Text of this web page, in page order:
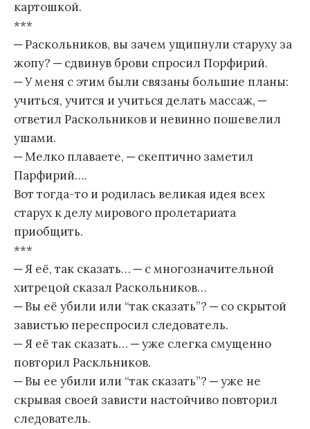
картошкой.
***
─ Раскольников, вы зачем ущипнули старуху за
жопу? ─ сдвинув брови спросил Порфирий.
─ У меня с этим были связаны большие планы:
учиться, учится и учиться делать массаж, ─
ответил Раскольников и невинно пошевелил
ушами.
─ Мелко плаваете, ─ скептично заметил
Парфирий….
Вот тогда-то и родилась великая идея всех
старух к делу мирового пролетариата
приобщить.
***
─ Я её, так сказать… ─ с многозначительной
хитрецой сказал Раскольников…
─ Вы её убили или “так сказать”? ─ со скрытой
завистью переспросил следователь.
─ Я её так сказать… ─ уже слегка смущенно
повторил Раскльников.
─ Вы ее убили или “так сказать”? ─ уже не
скрывая своей зависти настойчиво повторил
следователь.